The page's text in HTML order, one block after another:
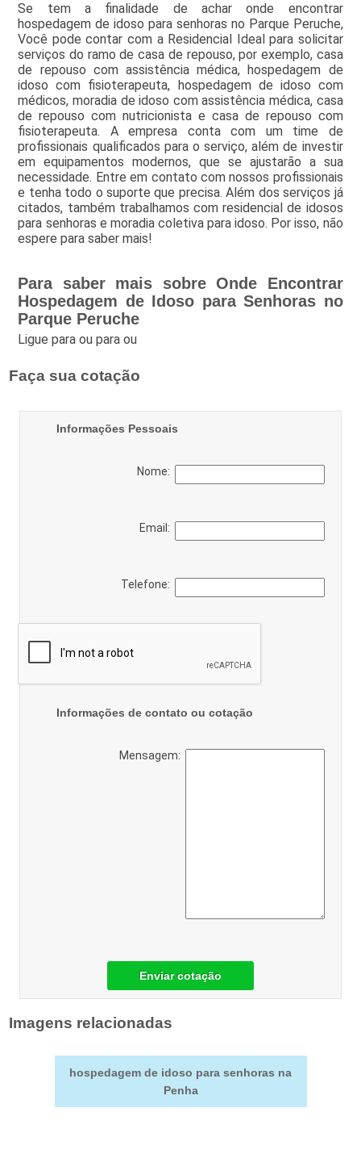
Se tem a finalidade de achar onde encontrar
hospedagem de idoso para senhoras no Parque Peruche,
Você pode contar com a Residencial Ideal para solicitar
serviços do ramo de casa de repouso, por exemplo, casa
de repouso com assistência médica, hospedagem de
idoso com fisioterapeuta, hospedagem de idoso com
médicos, moradia de idoso com assistência médica, casa
de repouso com nutricionista e casa de repouso com
fisioterapeuta. A empresa conta com um time de
profissionais qualificados para o serviço, além de investir
em equipamentos modernos, que se ajustarão a sua
necessidade. Entre em contato com nossos profissionais
e tenha todo o suporte que precisa. Além dos serviços já
citados, também trabalhamos com residencial de idosos
para senhoras e moradia coletiva para idoso. Por isso, não
espere para saber mais!
Para saber mais sobre Onde Encontrar
Hospedagem de Idoso para Senhoras no
Parque Peruche
Ligue paraou paraou
Faça sua cotação
Informações Pessoais
Nome:
Email:
Telefone:
Informações de contato ou cotação
Mensagem:
Enviar cotação
Imagens relacionadas
hospedagem de idoso para senhoras na
Penha